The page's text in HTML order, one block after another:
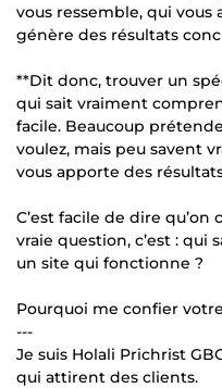
vous ressemble, qui vous
génère des résultats
**Dit donc, trouver un
qui sait vraiment
facile. Beaucoup
voulez, mais peu savent
vous apporte des
C’est facile de dire
vraie question, c’est : qui
un site qui fonctionne ?
Pourquoi me confier
---
Je suis Holali Prichrist
qui attirent des clients.